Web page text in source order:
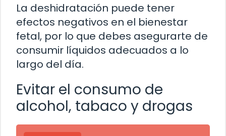
La deshidratación puede tener
efectos negativos en el bienestar
fetal, por lo que debes asegurarte de
consumir líquidos adecuados a lo
largo del día.
Evitar el consumo de
alcohol, tabaco y drogas